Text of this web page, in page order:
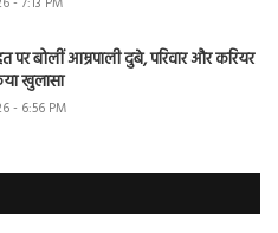
पर बोलीं आम्रपाली दुबे, परिवार और करियर
खुलासा
- 6:56 PM